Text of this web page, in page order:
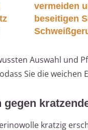
vermeiden
beseitigen
Auswahl und
Sie die weichen
gegen
kratzig